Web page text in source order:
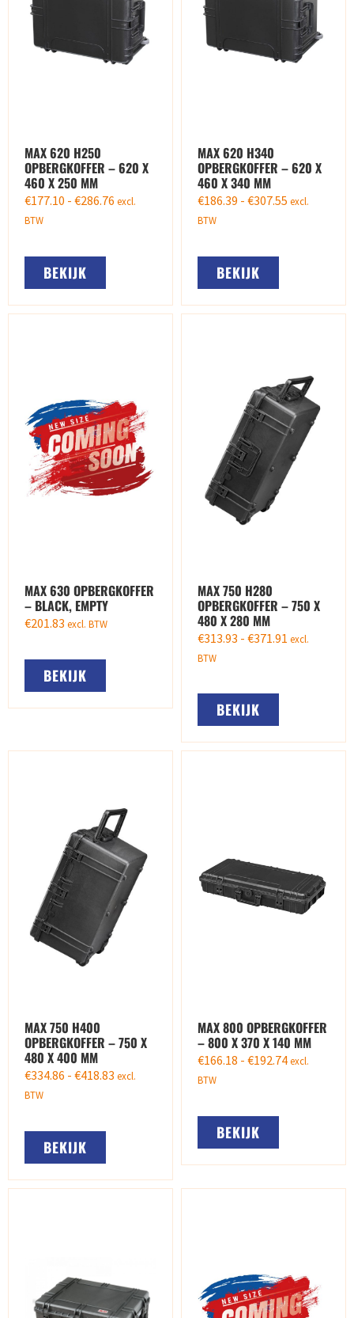
MAX 620 H250
OPBERGKOFFER – 620 X
460 X 250 MM
€177.10 - €286.76 excl.
BTW
BEKIJK
MAX 620 H340
OPBERGKOFFER – 620 X
460 X 340 MM
€186.39 - €307.55 excl.
BTW
BEKIJK
MAX 630 OPBERGKOFFER
– BLACK, EMPTY
€201.83 excl. BTW
BEKIJK
MAX 750 H280
OPBERGKOFFER – 750 X
480 X 280 MM
€313.93 - €371.91 excl.
BTW
BEKIJK
MAX 750 H400
OPBERGKOFFER – 750 X
480 X 400 MM
€334.86 - €418.83 excl.
BTW
BEKIJK
MAX 800 OPBERGKOFFER
– 800 X 370 X 140 MM
€166.18 - €192.74excl.
BTW
BEKIJK